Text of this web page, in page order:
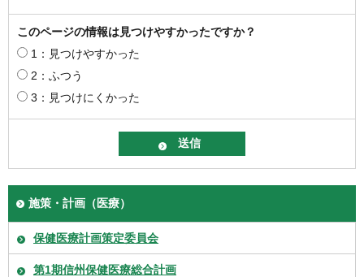
このページの情報は見つけやすかったですか？
1：見つけやすかった
2：ふつう
3：見つけにくかった
施策・計画（医療）
保健医療計画策定委員会
第1期信州保健医療総合計画